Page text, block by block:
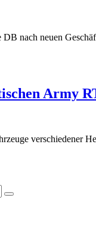
DB nach neuen
Army
verschiedener